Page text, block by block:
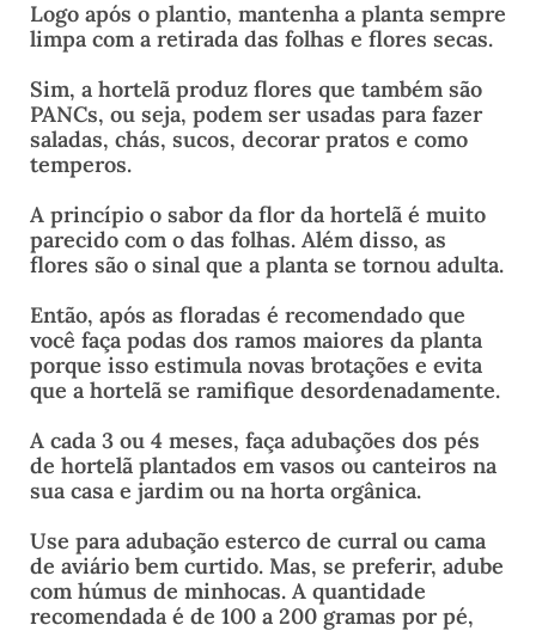
Logo após o plantio, mantenha a planta sempre
limpa com a retirada das folhas e flores secas.
Sim, a hortelã produz flores que também são
PANCs, ou seja, podem ser usadas para fazer
saladas, chás, sucos, decorar pratos e como
temperos.
A princípio o sabor da flor da hortelã é muito
parecido com o das folhas. Além disso, as
flores são o sinal que a planta se tornou adulta.
Então, após as floradas é recomendado que
você faça podas dos ramos maiores da planta
porque isso estimula novas brotações e evita
que a hortelã se ramifique desordenadamente.
A cada 3 ou 4 meses, faça adubações dos pés
de hortelã plantados em vasos ou canteiros na
sua casa e jardim ou na horta orgânica.
Use para adubação esterco de curral ou cama
de aviário bem curtido. Mas, se preferir, adube
com húmus de minhocas. A quantidade
recomendada é de 100 a 200 gramas por pé,